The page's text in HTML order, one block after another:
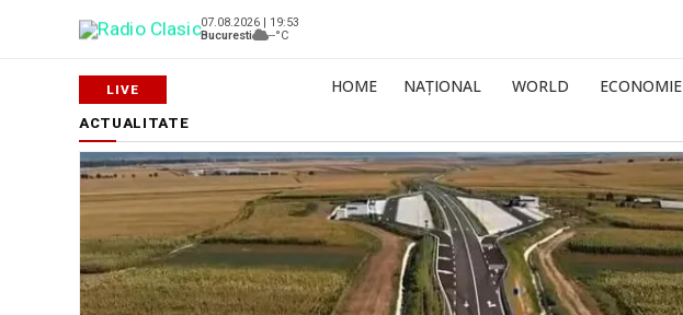
07.08.2026 | 19:53
Bucuresti
--°C
HOME NAȚIONAL WORLD ECONOMIE
ACTUALITATE